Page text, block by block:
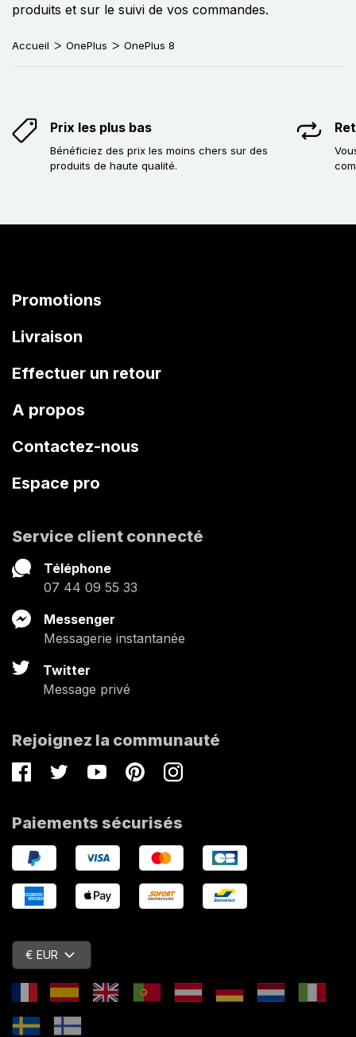
produits et sur le suivi de vos commandes.
Accueil OnePlus OnePlus 8
Prix les plus bas
Bénéficiez des prix les moins chers sur des
produits de haute qualité.
Promotions
Livraison
Effectuer un retour
A propos
Contactez-nous
Espace pro
Service client connecté
Téléphone
07 44 09 55 33
Messenger
Messagerie instantanée
Twitter
Message privé
Rejoignez la communauté
FacebookTwitterYoutubePinterestInstagram
Paiements sécurisés
€ EUR